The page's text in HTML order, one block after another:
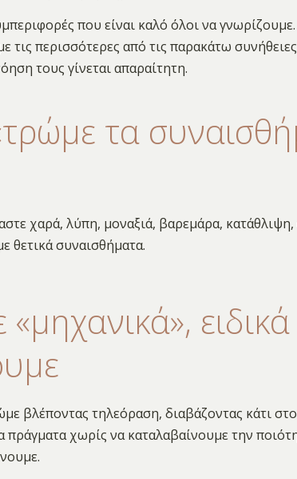
που είναι καλό όλοι να γνωρίζουμε.
περισσότερες από τις παρακάτω
τους γίνεται απαραίτητη.
τα
χαρά, λύπη, μοναξιά, βαρεμάρα,
θετικά συναισθήματα.
βλέποντας τηλεόραση, διαβάζοντας κάτι
πράγματα χωρίς να καταλαβαίνουμε την